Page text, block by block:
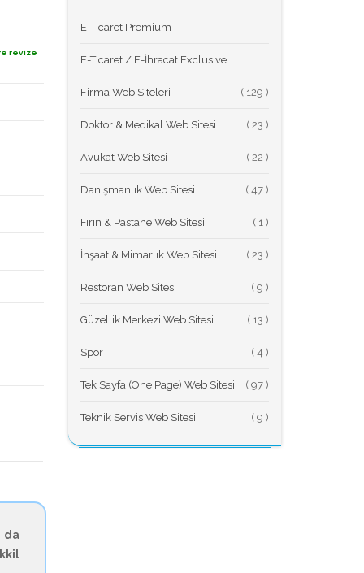
revize
E-Ticaret Premium
E-Ticaret / E-İhracat Exclusive
Firma Web Siteleri (
Doktor & Medikal Web Sitesi (
Avukat Web Sitesi (
Danışmanlık Web Sitesi (
Fırın & Pastane Web Sitesi (
İnşaat & Mimarlık Web Sitesi (
Restoran Web Sitesi (
Güzellik Merkezi Web Sitesi (
Spor (
Tek Sayfa (One Page) Web Sitesi (
Teknik Servis Web Sitesi (